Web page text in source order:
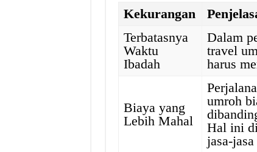
Kekurangan
Terbatasnya
Waktu
Ibadah
Dalam
travel
harus
Biaya yang
Lebih Mahal
umroh
Hal ini
jasa-